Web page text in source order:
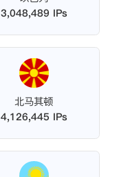
3,048,489 IPs
北马其顿
4,126,445 IPs